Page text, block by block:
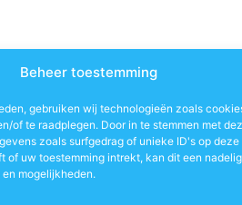
Beheer toestemming
gebruiken wij technologieën zoals
of te raadplegen. Door in te stemmen met
zoals surfgedrag of unieke ID's op
of uw toestemming intrekt, kan dit een
mogelijkheden.